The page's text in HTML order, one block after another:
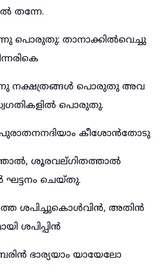
തന്നേ.
പൊരുതു: താനാക്കിൽവെച്ചു
നക്ഷത്രങ്ങൾ പൊരുതു അവ
പൊരുതു.
കീശോൻതോടു
ശൂരവല്ഗിതത്താൽ
ചെയ്തു.
ശപിച്ചുകൊൾവിൻ, അതിൻ
ശപിപ്പിൻ
ഭാര്യയാം യായേലോ